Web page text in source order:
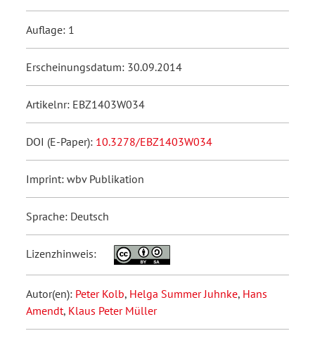
Auflage: 1
Erscheinungsdatum: 30.09.2014
Artikelnr: EBZ1403W034
DOI (E-Paper): 10.3278/EBZ1403W034
Imprint: wbv Publikation
Sprache: Deutsch
Lizenzhinweis:
Autor(en): Peter Kolb, Helga Summer Juhnke, Hans
Amendt, Klaus Peter Müller